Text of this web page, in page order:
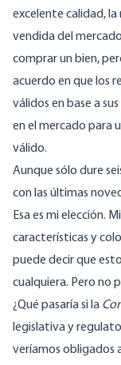
excelente calidad,
vendida del
comprar un bien,
acuerdo en que los
válidos en base a
en el mercado para
válido.
Aunque sólo dure
con las últimas
Esa es mi elección.
características y
puede decir que
cualquiera. Pero no
¿Qué pasaría si la
legislativa y
veríamos obligados